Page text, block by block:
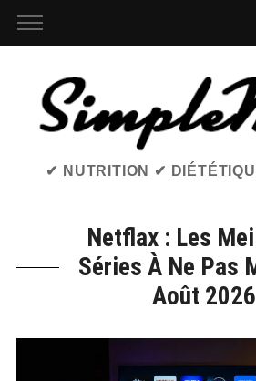
✔ NUTRITION ✔
Netflax : Les
Séries À Ne Pas
Août 2026